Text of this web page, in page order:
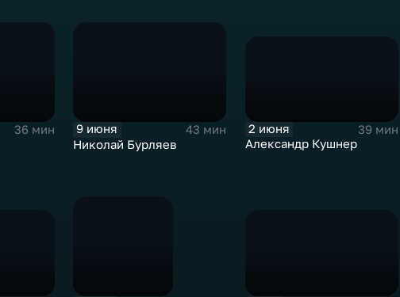
36 мин
9 июня
43 мин
Николай Бурляев
2 июня
39 мин
Александр Кушнер